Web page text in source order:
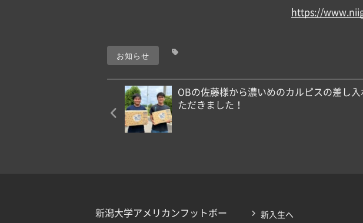
https://
お知らせ
OBの佐藤様から濃いめのカルピスの差し入
ただきました！
新潟大学アメリカンフットボー
新入生へ